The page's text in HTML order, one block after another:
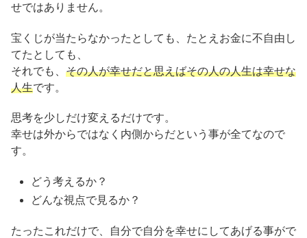
せではありません。
宝くじが当たらなかったとしても、たとえお金に不自由し
てたとしても、
それでも、 その人が幸せだと思えばその人の人生は幸せな
人生です。
思考を少しだけ変えるだけです。
幸せは外からではなく内側からだという事が全てなので
す。
どう考えるか？
どんな視点で見るか？
たったこれだけで、自分で自分を幸せにしてあげる事がで